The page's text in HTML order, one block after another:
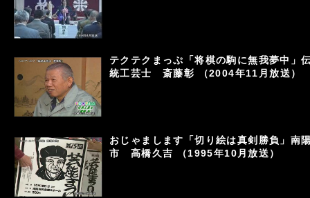
テクテクまっぷ「将棋の駒に無我夢中」
統工芸士 斎藤彰 （2004年11月放送）
おじゃまします「切り絵は真剣勝負」南
市 高橋久吉 （1995年10月放送）